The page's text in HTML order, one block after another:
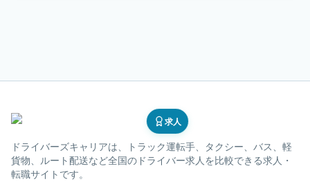
求人
ドライバーズキャリアは、トラック運転手、タクシー、バス、軽
貨物、ルート配送など全国のドライバー求人を比較できる求人・
転職サイトです。